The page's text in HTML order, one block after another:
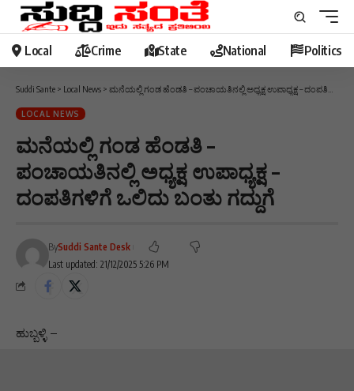
Local Crime State National Politics
Suddi Sante > Local News > ಮನೆಯಲ್ಲಿ ಗಂಡ ಹೆಂಡತಿ – ಪಂಚಾಯತಿನಲ್ಲಿ ಅಧ್ಯಕ್ಷ ಉಪಾಧ್ಯಕ್ಷ – ದಂಪತಿಗಳಿಗೆ ಒಲಿದು ಬಂತು ಗದ್ದುಗೆ
LOCAL NEWS
ಮನೆಯಲ್ಲಿ ಗಂಡ ಹೆಂಡತಿ –
ಪಂಚಾಯತಿನಲ್ಲಿ ಅಧ್ಯಕ್ಷ ಉಪಾಧ್ಯಕ್ಷ –
ದಂಪತಿಗಳಿಗೆ ಒಲಿದು ಬಂತು ಗದ್ದುಗೆ
Last updated: 21/12/2025 5:26 PM
BySuddi Sante Desk
ಹುಬ್ಬಳ್ಳಿ –